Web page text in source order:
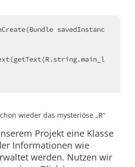
savedInstanc
wieder das mysteriöse „R“
Projekt eine Klasse
Informationen wie
werden. Nutzen wir